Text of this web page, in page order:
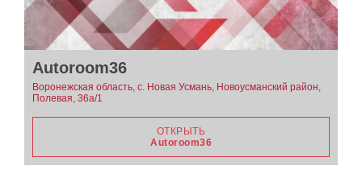
Autoroom36
Воронежская область, с. Новая Усмань, Новоусманский район,
Полевая, 36а/1
ОТКРЫТЬ
Autoroom36